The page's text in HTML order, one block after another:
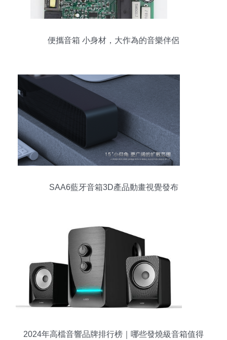
便攜音箱 小身材，大作為的音樂伴侶
SAA6藍牙音箱3D產品動畫視覺發布
2024年高檔音響品牌排行榜｜哪些發燒級音箱值得